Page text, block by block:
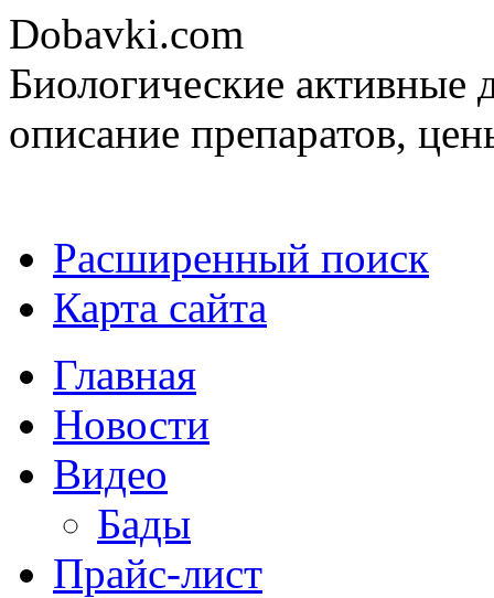
Dobavki.com
Биологические активные
описание препаратов,
Расширенный поиск
Карта сайта
Главная
Новости
Видео
Бады
Прайс-лист